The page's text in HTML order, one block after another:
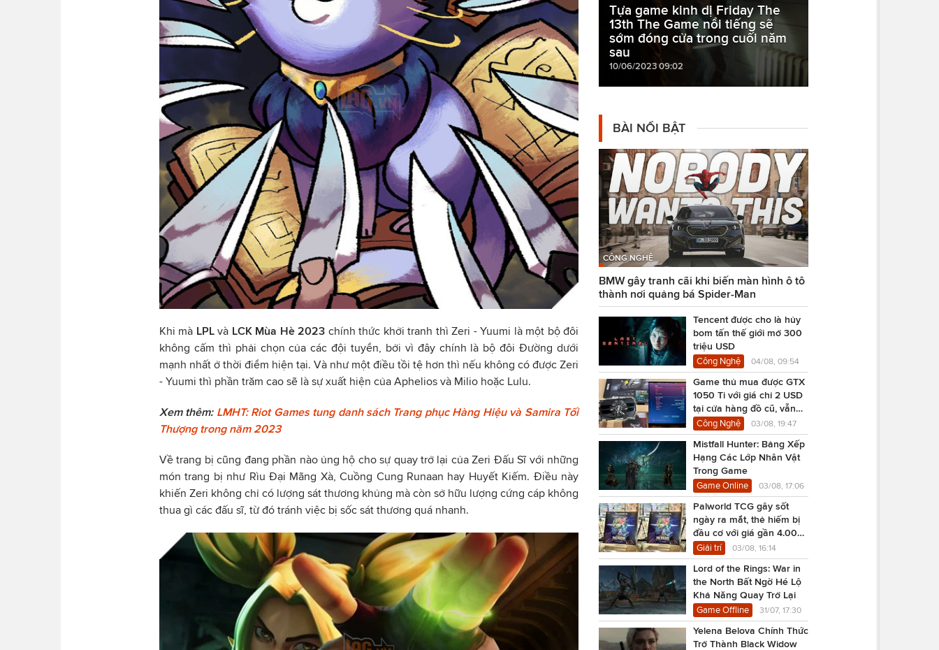
Khi mà LPLvà LCK Mùa Hè 2023 chính thức khởi tranh thì Zeri - Yuumi là một bộ đôi
không cấm thì phải chọn của các đội tuyển, bởi vì đây chính là bộ đôi Đường dưới
mạnh nhất ở thời điểm hiện tại. Và như một điều tồi tệ hơn thì nếu không có được Zeri
- Yuumi thì phần trăm cao sẽ là sự xuất hiện của Aphelios và Milio hoặc Lulu.
Xem thêm: LMHT: Riot Games tung danh sách Trang phục Hàng Hiệu và Samira Tối
Thượng trong năm 2023
Về trang bị cũng đang phần nào ủng hộ cho sự quay trở lại của Zeri Đấu Sĩ với những
món trang bị như Rìu Đại Mãng Xà, Cuồng Cung Runaan hay Huyết Kiếm. Điều này
khiến Zeri không chỉ có lượng sát thương khủng mà còn sở hữu lượng cứng cáp không
thua gì các đấu sĩ, từ đó tránh việc bị sốc sát thương quá nhanh.
Tựa game kinh dị Friday The
13th The Game nổi tiếng sẽ
sớm đóng cửa trong cuối năm
sau
10/06/2023 09:02
BÀI NỔI BẬT
CÔNG NGHỆ
BMW gây tranh cãi khi biến màn hình ô tô
thành nơi quảng bá Spider-Man
Tencent được cho là hủy
bom tấn thế giới mở 300
triệu USD
Công Nghệ 04/08, 09:54
Game thủ mua được GTX
1050 Ti với giá chỉ 2 USD
tại cửa hàng đồ cũ, vẫn
chạy Cyberpunk 2077
Công Nghệ 03/08, 19:47
Mistfall Hunter: Bảng Xếp
Hạng Các Lớp Nhân Vật
Trong Game
Game Online 03/08, 17:06
Palworld TCG gây sốt
ngày ra mắt, thẻ hiếm bị
đầu cơ với giá gần 4.000
USD
Giải trí 03/08, 16:14
Lord of the Rings: War in
the North Bất Ngờ Hé Lộ
Khả Năng Quay Trở Lại
Game Offline 31/07, 17:30
Yelena Belova Chính Thức
Trở Thành Black Widow